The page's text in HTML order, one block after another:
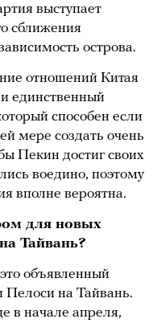
выступает
сближения
острова.
отношений Китая
единственный
способен если
мере создать очень
Пекин достиг своих
воедино, поэтому
вполне вероятна.
для новых
Тайвань?
объявленный
Пелоси на Тайвань.
в начале апреля,